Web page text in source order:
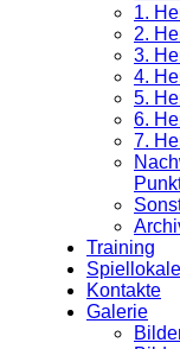
1.
2.
3.
4.
5.
6.
7.
Training
Spiellokale
Kontakte
Galerie